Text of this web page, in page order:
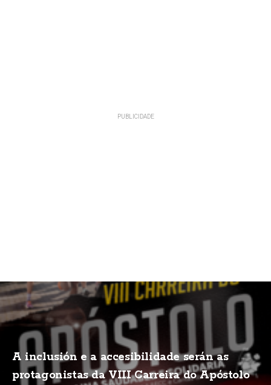
A inclusión e a accesibilidade serán as
protagonistas da VIII Carreira do Apóstolo